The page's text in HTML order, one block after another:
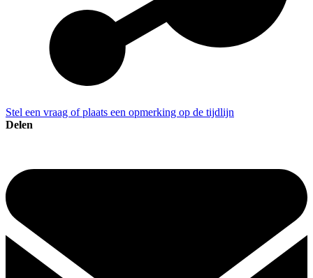
Stel een vraag of plaats een opmerking op de tijdlijn
Delen